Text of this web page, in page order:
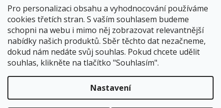
Pro personalizaci obsahu a vyhodnocování používáme
cookies třetích stran. S vaším souhlasem budeme
schopni na webu i mimo něj zobrazovat relevantnější
nabídky našich produktů. Sběr těchto dat nezačneme,
dokud nám nedáte svůj souhlas. Pokud chcete udělit
souhlas, klikněte na tlačítko "Souhlasím".
Nastavení